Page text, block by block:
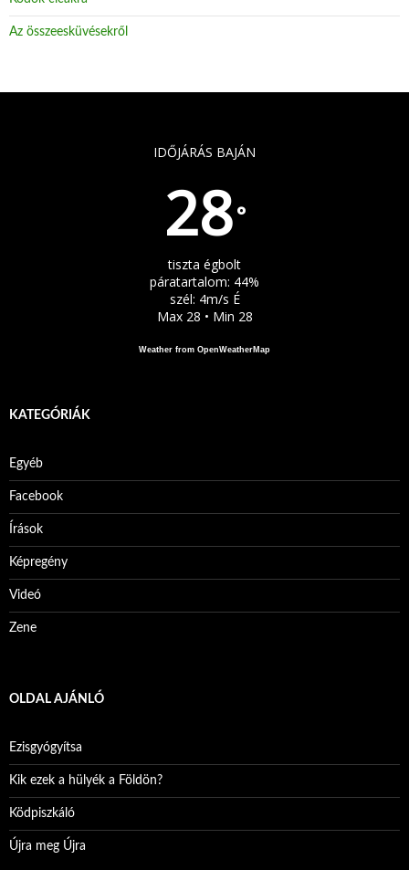
Az összeesküvésekről
IDŐJÁRÁS BAJÁN
28°
tiszta égbolt
páratartalom: 44%
szél: 4m/s É
Max 28 • Min 28
Weather from OpenWeatherMap
KATEGÓRIÁK
Egyéb
Facebook
Írások
Képregény
Videó
Zene
OLDAL AJÁNLÓ
Ezisgyógyítsa
Kik ezek a hülyék a Földön?
Ködpiszkáló
Újra meg Újra